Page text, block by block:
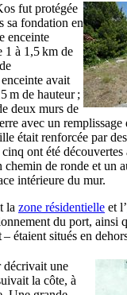
fut protégée
sa fondation en
enceinte
1 à 1,5 km de
avait
m de hauteur ;
deux murs de
avec un remplissage
était renforcée par
ont été découvertes
chemin de ronde et un
intérieure du mur.
la zone résidentielle et l’
du port, ainsi
étaient situés en
décrivait une
la côte, à